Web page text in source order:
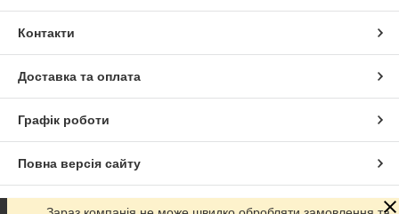
Контакти
Доставка та оплата
Графік роботи
Повна версія сайту
Сайт створено на маркетплейсі Prom.ua